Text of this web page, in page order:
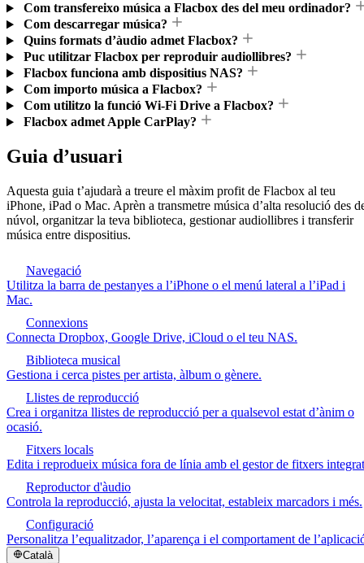
Com transfereixo música a Flacbox des del meu ordinador?
Com descarregar música?
Quins formats d’àudio admet Flacbox?
Puc utilitzar Flacbox per reproduir audiollibres?
Flacbox funciona amb dispositius NAS?
Com importo música a Flacbox?
Com utilitzo la funció Wi-Fi Drive a Flacbox?
Flacbox admet Apple CarPlay?
Guia d’usuari
Aquesta guia t’ajudarà a treure el màxim profit de Flacbox al teu
iPhone, iPad o Mac. Aprèn a transmetre música d’alta resolució des
núvol, organitzar la teva biblioteca, gestionar audiollibres i transferir
música entre dispositius.
Navegació
Utilitza la barra de pestanyes a l’iPhone o el menú lateral a l’iPad i
Mac.
Connexions
Connecta Dropbox, Google Drive, iCloud o el teu NAS.
Biblioteca musical
Gestiona i cerca pistes per artista, àlbum o gènere.
Llistes de reproducció
Crea i organitza llistes de reproducció per a qualsevol estat d’ànim o
ocasió.
Fitxers locals
Edita i reprodueix música fora de línia amb el gestor de fitxers
Reproductor d'àudio
Controla la reproducció, ajusta la velocitat, estableix marcadors i més.
Configuració
Personalitza l’equalitzador, l’aparença i el comportament de
Català